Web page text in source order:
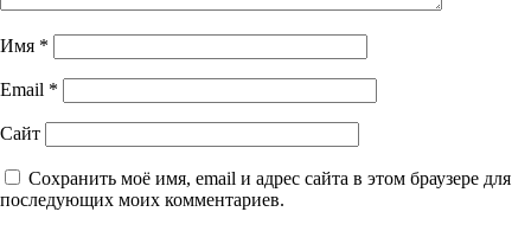
Имя *
Email *
Сайт
Сохранить моё имя, email и адрес сайта в этом браузере для
последующих моих комментариев.